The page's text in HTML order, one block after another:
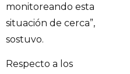
monitoreando esta
situación de cerca”,
sostuvo.
Respecto a los